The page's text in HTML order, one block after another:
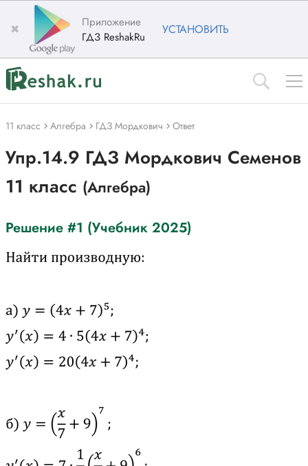
✖
Приложение
ГДЗ ReshakRu
УСТАНОВИТЬ
11 класс Алгебра ГДЗ Мордкович Ответ
Упр.14.9 ГДЗ Мордкович Семенов
11 класс (Алгебра)
Решение #1 (Учебник 2025)